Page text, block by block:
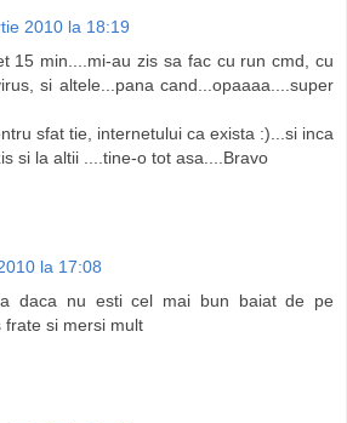
2010 la 18:19
15 min....mi-au zis sa fac cu run cmd, cu
si altele...pana cand...opaaaa....super
sfat tie, internetului ca exista :)...si inca
si la altii ....tine-o tot asa....Bravo
la 17:08
daca nu esti cel mai bun baiat de pe
frate si mersi mult